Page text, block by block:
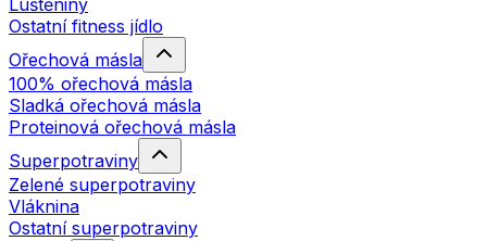
Luštěniny
Ostatní fitness jídlo
Ořechová másla
100% ořechová másla
Sladká ořechová másla
Proteinová ořechová másla
Superpotraviny
Zelené superpotraviny
Vláknina
Ostatní superpotraviny